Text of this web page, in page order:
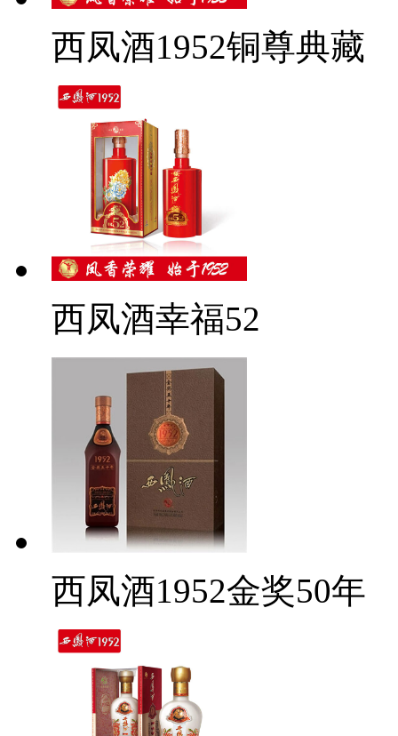
西凤酒1952铜尊典藏
西凤酒幸福52
西凤酒1952金奖50年